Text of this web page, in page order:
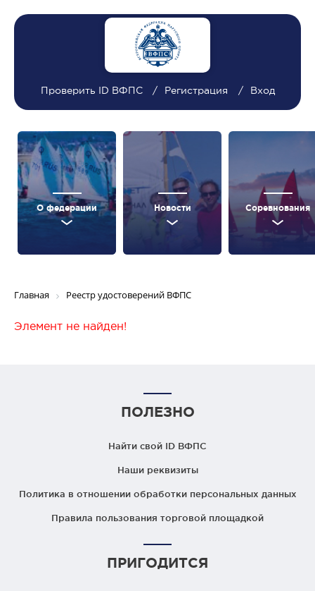
Проверить ID ВФПС Регистрация Вход
О федерации Новости Соревнования
Главная Реестр удостоверений ВФПС
Элемент не найден!
ПОЛЕЗНО
Найти свой ID ВФПС
Наши реквизиты
Политика в отношении обработки персональных данных
Правила пользования торговой площадкой
ПРИГОДИТСЯ